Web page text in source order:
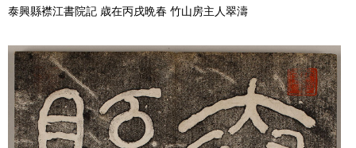
泰興縣襟江書院記 歳在丙戌晩春 竹山房主人翠濤